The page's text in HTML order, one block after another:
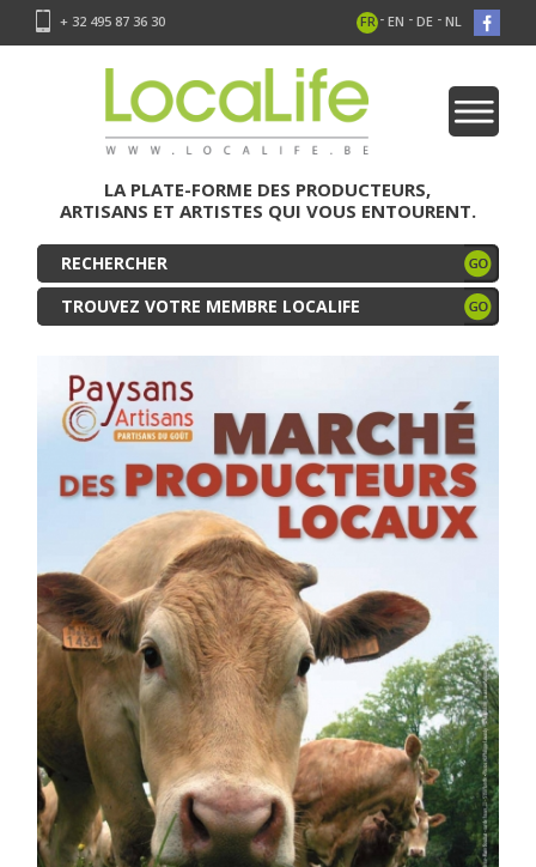
+ 32 495 87 36 30 FR - EN - DE - NL
LA PLATE-FORME DES PRODUCTEURS,
ARTISANS ET ARTISTES QUI VOUS ENTOURENT.
TROUVEZ VOTRE MEMBRE LOCALIFE